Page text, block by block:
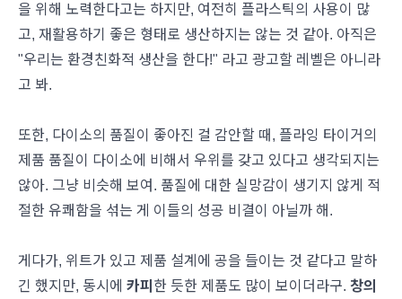
을 위해 노력한다고는 하지만, 여전히 플라스틱의 사용이 많
고, 재활용하기 좋은 형태로 생산하지는 않는 것 같아. 아직은
"우리는 환경친화적 생산을 한다!" 라고 광고할 레벨은 아니라
고 봐.
또한, 다이소의 품질이 좋아진 걸 감안할 때, 플라잉 타이거의
제품 품질이 다이소에 비해서 우위를 갖고 있다고 생각되지는
않아. 그냥 비슷해 보여. 품질에 대한 실망감이 생기지 않게 적
절한 유쾌함을 섞는 게 이들의 성공 비결이 아닐까 해.
게다가, 위트가 있고 제품 설계에 공을 들이는 것 같다고 말하
긴 했지만, 동시에 카피 한 듯한 제품도 많이 보이더라구. 창의